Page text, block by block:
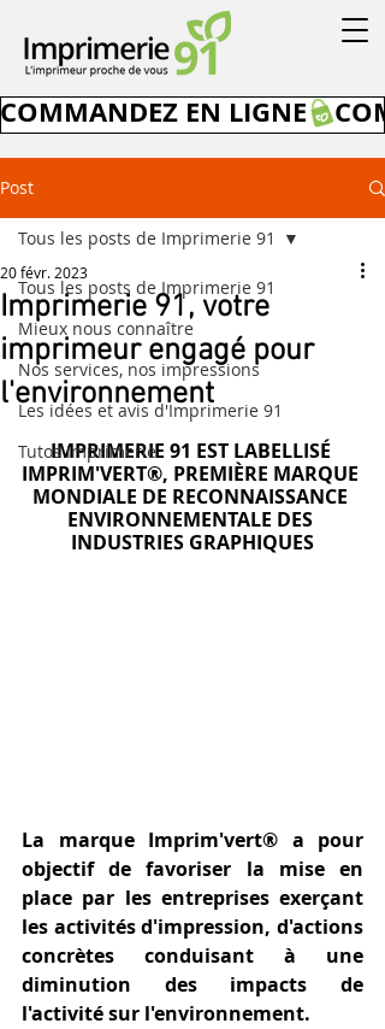
COMMANDEZ EN LIGNE
Post
Tous les posts de Imprimerie 91
Mieux nous connaître
Nos services, nos impressions
Les idées et avis d'Imprimerie 91
Tutos imprimerie
Tous les posts de Imprimerie 91
Imprimerie 91, votre
imprimeur engagé pour
l'environnement
20 févr. 2023
IMPRIMERIE 91 EST LABELLISÉ
IMPRIM'VERT®, PREMIÈRE MARQUE
MONDIALE DE RECONNAISSANCE
ENVIRONNEMENTALE DES
INDUSTRIES GRAPHIQUES
La marque Imprim'vert® a pour
objectif de favoriser la mise en
place par les entreprises exerçant
les activités d'impression, d'actions
concrètes conduisant à une
diminution des impacts de
l'activité sur l'environnement.